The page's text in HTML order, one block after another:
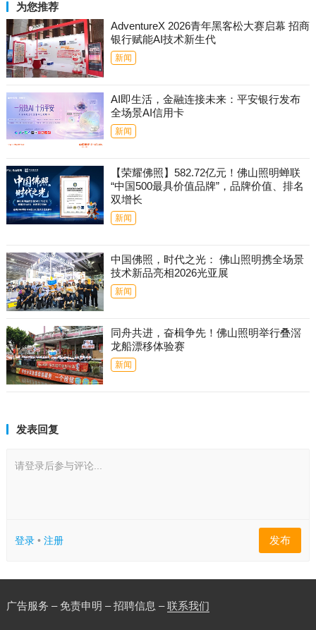
为您推荐
AdventureX 2026青年黑客松大赛启幕 招商
银行赋能AI技术新生代
新闻
AI即生活，金融连接未来：平安银行发布
全场景AI信用卡
新闻
【荣耀佛照】582.72亿元！佛山照明蝉联
“中国500最具价值品牌”，品牌价值、排名
双增长
新闻
中国佛照，时代之光： 佛山照明携全场景
技术新品亮相2026光亚展
新闻
同舟共进，奋楫争先！佛山照明举行叠滘
龙船漂移体验赛
新闻
发表回复
请登录后参与评论...
登录• 注册 发布
广告服务 – 免责申明 – 招聘信息 –联系我们